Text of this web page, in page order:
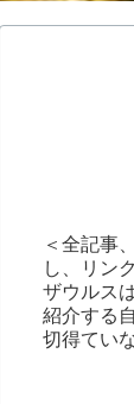
＜全記事
し、リン
ザウルス
紹介する
切得てい